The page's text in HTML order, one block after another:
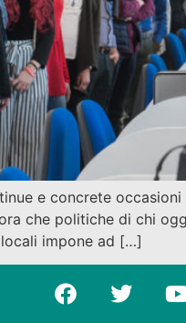
e concrete
che politiche di chi
impone ad […]